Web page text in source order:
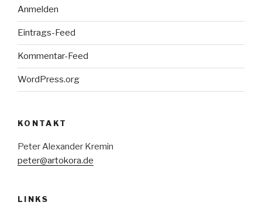
Anmelden
Eintrags-Feed
Kommentar-Feed
WordPress.org
KONTAKT
Peter Alexander Kremin
peter@artokora.de
LINKS